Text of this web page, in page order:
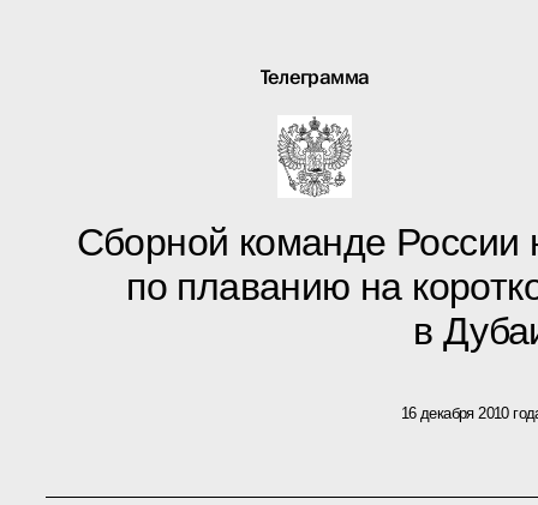
Телеграмма
Сборной команде России
по плаванию на
в
16 декабря 2010